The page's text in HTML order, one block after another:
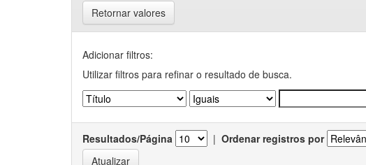
Retornar valores
Adicionar filtros:
Utilizar filtros para refinar o resultado de busca.
Resultados/Página | Ordenar registros por